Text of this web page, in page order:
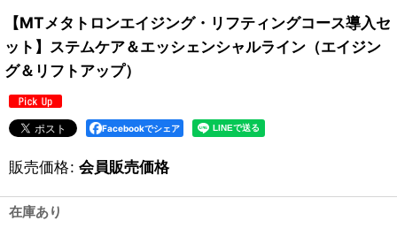
【MTメタトロンエイジング・リフティングコース導入セ
ット】ステムケア＆エッシェンシャルライン（エイジン
グ＆リフトアップ）
Facebookでシェア
販売価格: 会員販売価格
在庫あり